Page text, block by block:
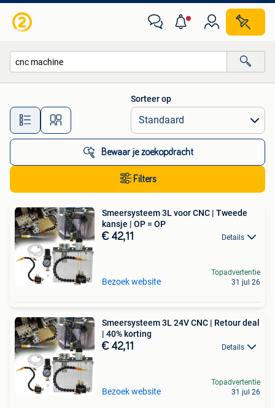
Alle afstanden…
Sorteer op
Bewaar je zoekopdracht
Filters
Smeersysteem 3L voor CNC | Tweede
kansje | OP = OP
€ 42,11 Details
Bezoek website
Topadvertentie
31 jul 26
Smeersysteem 3L 24V CNC | Retour deal
| 40% korting
€ 42,11 Details
Bezoek website
Topadvertentie
31 jul 26